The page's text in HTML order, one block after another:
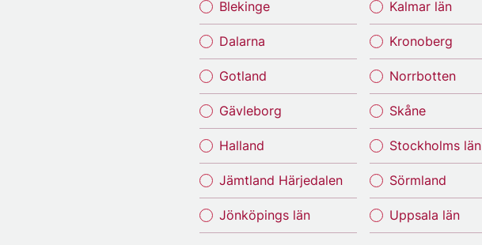
Blekinge
Dalarna
Gotland
Gävleborg
Halland
Jämtland Härjedalen
Jönköpings län
Kalmar län
Kronoberg
Norrbotten
Skåne
Stockholms län
Sörmland
Uppsala län